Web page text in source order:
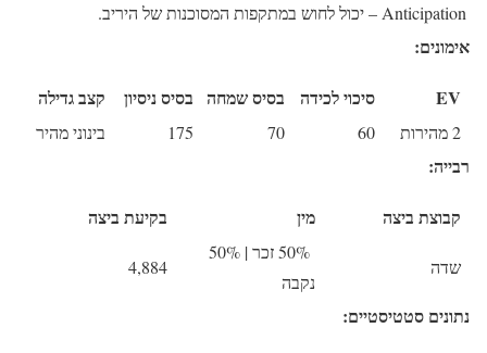
Anticipation – יכול לחוש במתקפות המסוכנות של היריב.
אימונים:
EV סיכוי לכידה בסיס שמחה בסיס ניסיון קצב גדילה
60
70
175 בינוני מהיר
רבייה:
קבוצת ביצה מין בקיעת ביצה
שדה
50% זכר | 50%
נקבה
4,884
נתונים סטטיסטיים: